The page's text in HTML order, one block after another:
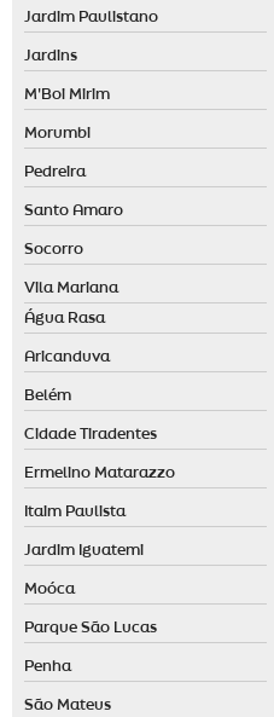
Jardim Paulistano
Jardins
M'Boi Mirim
Morumbi
Pedreira
Santo Amaro
Socorro
Vila Mariana
Água Rasa
Aricanduva
Belém
Cidade Tiradentes
Ermelino Matarazzo
Itaim Paulista
Jardim Iguatemi
Moóca
Parque São Lucas
Penha
São Mateus